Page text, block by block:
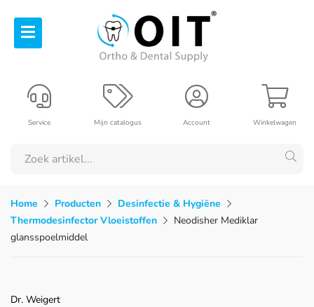
Winkelwagen
Account
Mijn catalogus
Service
Home Producten
Desinfectie & Hygiëne
Thermodesinfector Vloeistoffen
Neodisher Mediklar
glansspoelmiddel
Dr. Weigert